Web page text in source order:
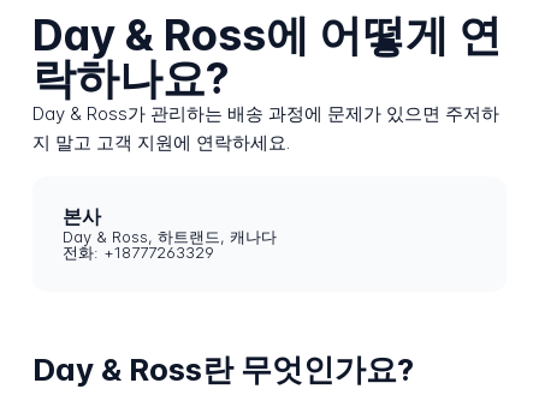
Day & Ross에 어떻게 연
락하나요?
Day & Ross가 관리하는 배송 과정에 문제가 있으면 주저하
지 말고 고객 지원에 연락하세요.
본사
Day & Ross, 하트랜드, 캐나다
전화: +18777263329
Day & Ross란 무엇인가요?